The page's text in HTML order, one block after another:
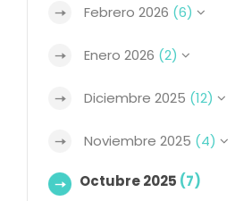
Febrero 2026 (6)
Enero 2026 (2)
Diciembre 2025 (12)
Noviembre 2025 (4)
Octubre 2025 (7)